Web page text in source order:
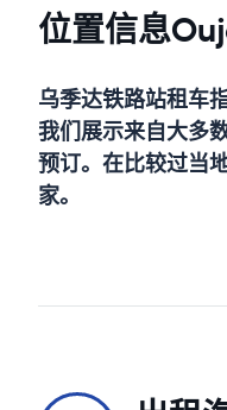
位置信息
乌季达铁路站租车
我们展示来自大多
预订。在比较过当
家。